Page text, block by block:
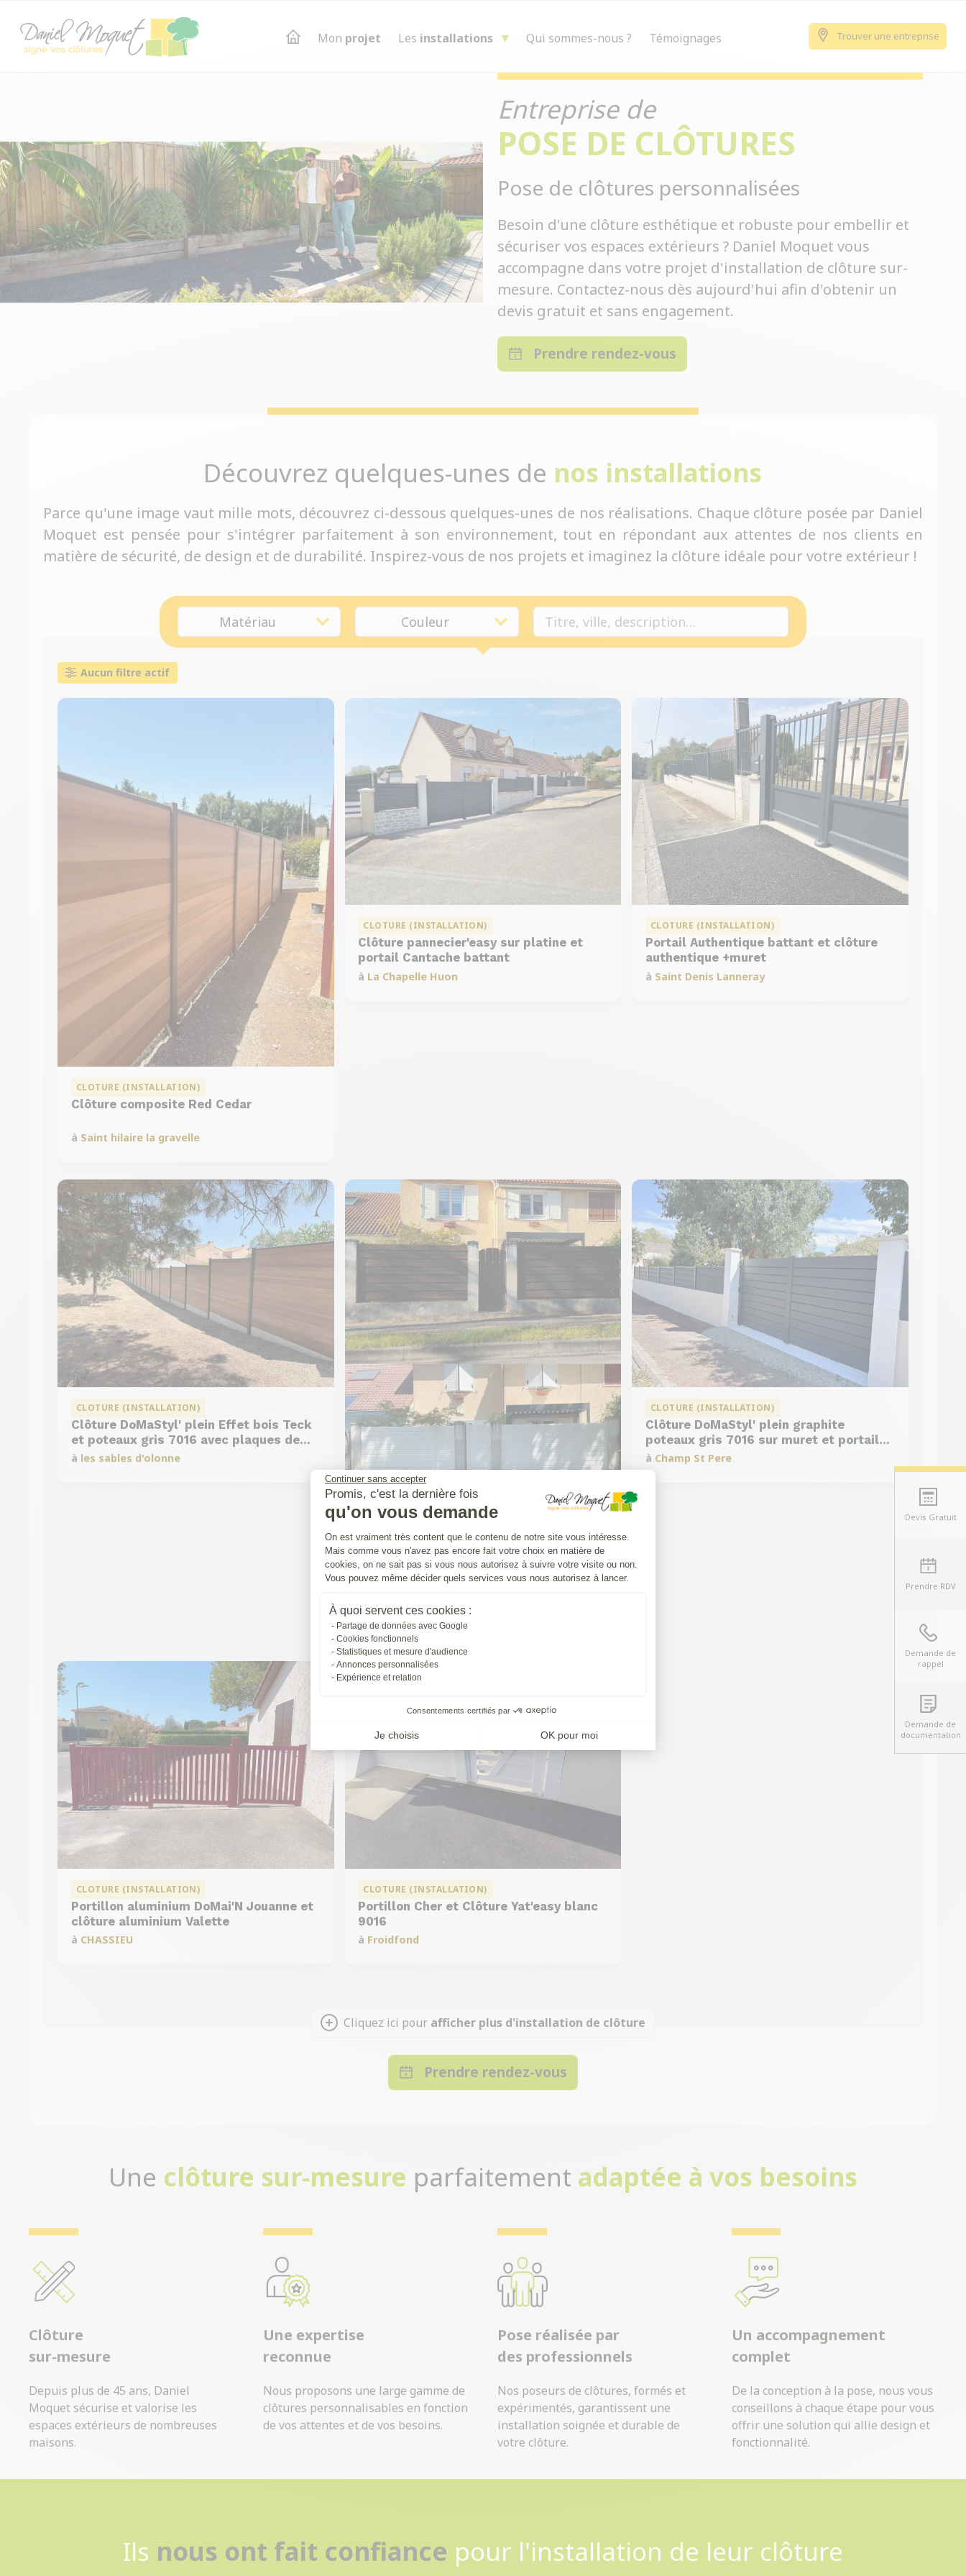
Continuer sans accepter
Promis, c'est la dernière fois
qu'on vous demande
Plateforme de Gestion du Consentement : Personnalisez vos Options
On est vraiment très content que le contenu de notre site vous intéresse.
Mais comme vous n'avez pas encore fait votre choix en matière de
cookies, on ne sait pas si vous nous autorisez à suivre votre visite ou non.
Vous pouvez même décider quels services vous nous autorisez à lancer.
À quoi servent ces cookies :
Partage de données avec Google
Cookies fonctionnels
Statistiques et mesure d'audience
Annonces personnalisées
Expérience et relation
Consentements certifiés par
Je choisis OK pour moi
Axeptio consent
Mon projet Les installations Qui sommes-nous ? Témoignages Trouver une entreprise
Entreprise de
POSE DE CLÔTURES
Pose de clôtures personnalisées
Besoin d'une clôture esthétique et robuste pour embellir et
sécuriser vos espaces extérieurs ? Daniel Moquet vous
accompagne dans votre projet d'installation de clôture sur-
mesure. Contactez-nous dès aujourd'hui afin d'obtenir un
devis gratuit et sans engagement.
Prendre rendez-vous
Découvrez quelques-unes de nos installations
Parce qu'une image vaut mille mots, découvrez ci-dessous quelques-unes de nos réalisations. Chaque clôture posée par Daniel
Moquet est pensée pour s'intégrer parfaitement à son environnement, tout en répondant aux attentes de nos clients en
matière de sécurité, de design et de durabilité. Inspirez-vous de nos projets et imaginez la clôture idéale pour votre extérieur !
Matériau Couleur
Aucun filtre actif
CLOTURE (INSTALLATION)
Clôture composite Red Cedar
à Saint hilaire la gravelle
CLOTURE (INSTALLATION)
Clôture pannecier'easy sur platine et
portail Cantache battant
à La Chapelle Huon
CLOTURE (INSTALLATION)
Portail Authentique battant et clôture
authentique +muret
à Saint Denis Lanneray
CLOTURE (INSTALLATION)
Clôture DoMaStyl' plein Effet bois Teck
et poteaux gris 7016 avec plaques de
soubassement béton
à les sables d'olonne
CLOTURE (INSTALLATION)
Pose d'une Clôture Yat'Easy avec un
St-priest
CLOTURE (INSTALLATION)
Clôture DoMaStyl' plein graphite
poteaux gris 7016 sur muret et portail
coulissant Classic Strong
à Champ St Pere
CLOTURE (INSTALLATION)
Portillon aluminium DoMai'N Jouanne et
clôture aluminium Valette
à CHASSIEU
CLOTURE (INSTALLATION)
Portillon Cher et Clôture Yat'easy blanc
9016
à Froidfond
Cliquez ici pour afficher plus d'installation de clôture
Prendre rendez-vous
Une clôture sur-mesure parfaitement adaptée à vos besoins
Clôture
sur-mesure
Depuis plus de 45 ans, Daniel
Moquet sécurise et valorise les
espaces extérieurs de nombreuses
maisons.
Une expertise
reconnue
Nous proposons une large gamme de
clôtures personnalisables en fonction
de vos attentes et de vos besoins.
Pose réalisée par
des professionnels
Nos poseurs de clôtures, formés et
expérimentés, garantissent une
installation soignée et durable de
votre clôture.
Un accompagnement
complet
De la conception à la pose, nous vous
conseillons à chaque étape pour vous
offrir une solution qui allie design et
fonctionnalité.
Ils nous ont fait confiance pour l'installation de leur clôture
Devis Gratuit
Prendre RDV
Demande de
rappel
Demande de
documentation